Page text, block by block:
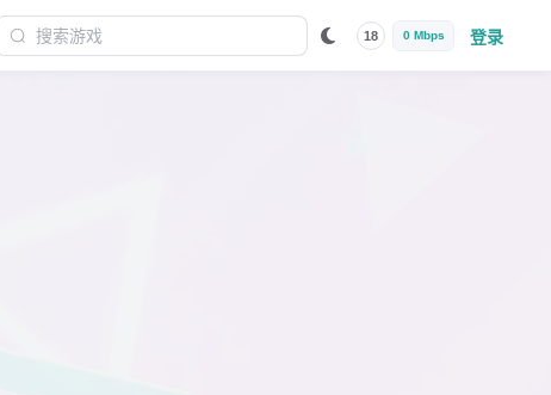
18 0 Mbps 登录